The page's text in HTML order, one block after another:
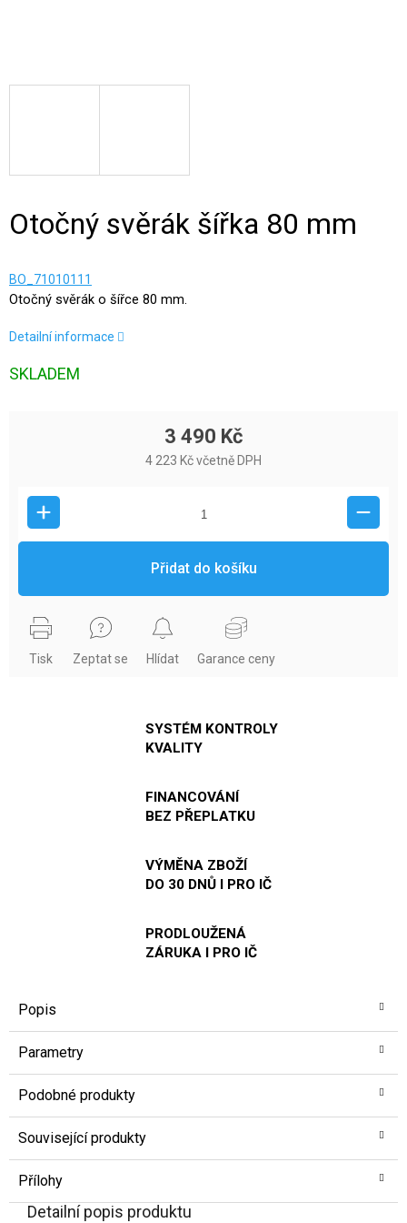
Otočný svěrák šířka 80 mm
BO_71010111
Otočný svěrák o šířce 80 mm.
Detailní informace
SKLADEM
3 490 Kč
4 223 Kč včetně DPH
Přidat do košíku
Tisk Zeptat se Hlídat Garance ceny
SYSTÉM KONTROLY
KVALITY
FINANCOVÁNÍ
BEZ PŘEPLATKU
VÝMĚNA ZBOŽÍ
DO 30 DNŮ I PRO IČ
PRODLOUŽENÁ
ZÁRUKA I PRO IČ
Popis
Parametry
Podobné produkty
Související produkty
Přílohy
Detailní popis produktu